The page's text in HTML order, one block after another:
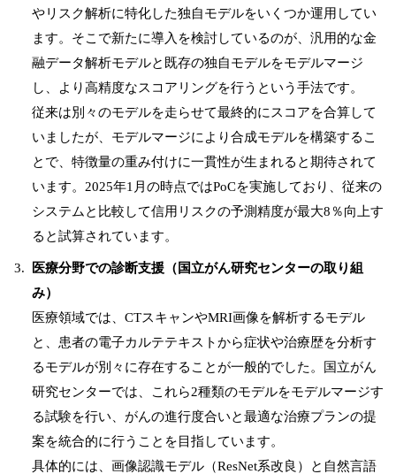
やリスク解析に特化した独自モデルをいくつか運用してい
ます。そこで新たに導入を検討しているのが、汎用的な金
融データ解析モデルと既存の独自モデルをモデルマージ
し、より高精度なスコアリングを行うという手法です。
従来は別々のモデルを走らせて最終的にスコアを合算して
いましたが、モデルマージにより合成モデルを構築するこ
とで、特徴量の重み付けに一貫性が生まれると期待されて
います。2025年1月の時点ではPoCを実施しており、従来の
システムと比較して信用リスクの予測精度が最大8％向上す
ると試算されています。
医療分野での診断支援（国立がん研究センターの取り組
み）
医療領域では、CTスキャンやMRI画像を解析するモデル
と、患者の電子カルテテキストから症状や治療歴を分析す
るモデルが別々に存在することが一般的でした。国立がん
研究センターでは、これら2種類のモデルをモデルマージす
る試験を行い、がんの進行度合いと最適な治療プランの提
案を統合的に行うことを目指しています。
具体的には、画像認識モデル（ResNet系改良）と自然言語